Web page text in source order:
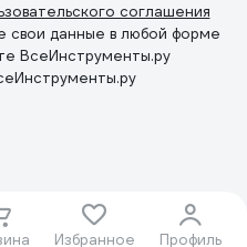
Избранное Профиль
соглашения
свои данные в любой форме
ВсеИнструменты.ру